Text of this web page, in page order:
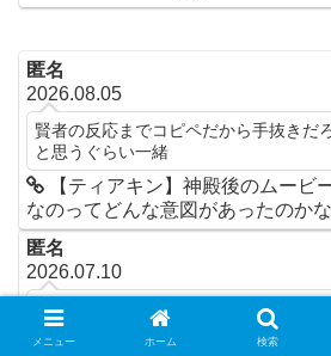
匿名
2026.08.05
賢者の反応までコピペだから手抜きだ
と思うぐらい一緒
【ティアキン】神殿後のムービ
なのってどんな意図があったのか
匿名
2026.07.10
ゲームキャラ一人にここまで言えるみ
な・・・
メニュー ホーム 検索